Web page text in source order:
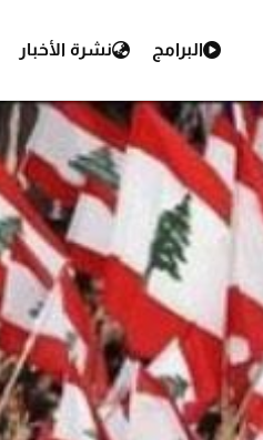
البرامج نشرة الأخبار